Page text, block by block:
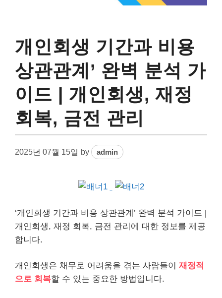
개인회생 기간과 비용
상관관계’ 완벽 분석 가
이드 | 개인회생, 재정
회복, 금전 관리
2025년 07월 15일 by admin
‘개인회생 기간과 비용 상관관계’ 완벽 분석 가이드 |
개인회생, 재정 회복, 금전 관리에 대한 정보를 제공
합니다.
개인회생은 채무로 어려움을 겪는 사람들이 재정적
으로 회복할 수 있는 중요한 방법입니다.